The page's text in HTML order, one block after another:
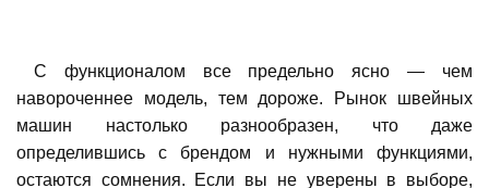
С функционалом все предельно ясно — чем
навороченнее модель, тем дороже. Рынок швейных
машин настолько разнообразен, что даже
определившись с брендом и нужными функциями,
остаются сомнения. Если вы не уверены в выборе,